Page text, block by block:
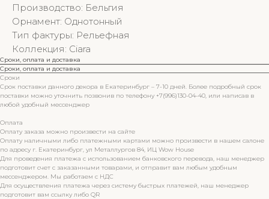
Производство: Бельгия
Орнамент: Однотонный
Тип фактуры: Рельефная
Коллекция: Ciara
Сроки, оплата и доставка
Сроки, оплата и доставка
Сроки
Срок поставки данного декора в Екатеринбург – 7-10 дней. Более подробный срок
поставки можно уточнить позвонив по телефону +7(996)130-04-40, или написав в
любой удобный мессенджер
Оплата
Оплату заказа можно произвести на сайте
Оплату наличными либо платежными картами можно произвести в нашем салоне
по адресу г. Екатеринбург, ул Металлургов 84, ИЦ Wow House
Для проведения платежа с использованием банковского перевода, наш менеджер
подготовит счет с заказанными товарами, и отправит вам любым удобным
мессенджером. Мы работаем с НДС
Для осуществления платежа через систему быстрых платежей, наш менеджер
подготовит вам ссылку либо QR